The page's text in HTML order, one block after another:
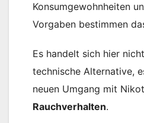
Konsumgewohnheiten
Vorgaben bestimmen
Es handelt sich hier
technische Alternative,
neuen Umgang mit
Rauchverhalten.